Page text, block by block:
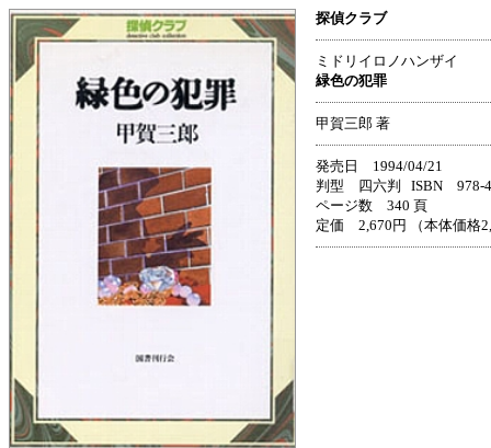
探偵クラブ
ミドリイロノハンザイ
緑色の犯罪
甲賀三郎 著
発売日 1994/04/21
判型 四六判 ISBN 978-
ページ数 340 頁
定価 2,670円 （本体価格